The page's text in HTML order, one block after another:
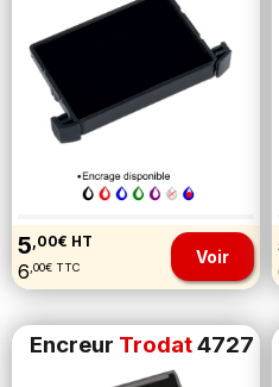
5 ,00€ HT
6 ,00€ TTC Voir
Encreur Trodat4727